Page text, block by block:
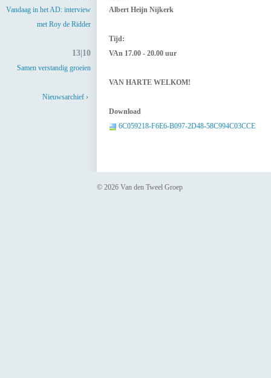
Vandaag in het AD: interview
met Roy de Ridder
13|10
Samen verstandig groeien
Nieuwsarchief ›
Albert Heijn Nijkerk
Tijd:
VAn 17.00 - 20.00 uur
VAN HARTE WELKOM!
Download
6C059218-F6E6-B097-2D48-58C994C03CCE
© 2026 Van den Tweel Groep